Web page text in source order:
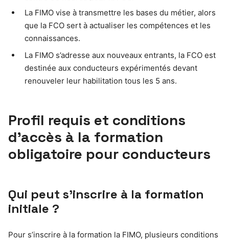
La FIMO vise à transmettre les bases du métier, alors
que la FCO sert à actualiser les compétences et les
connaissances.
La FIMO s’adresse aux nouveaux entrants, la FCO est
destinée aux conducteurs expérimentés devant
renouveler leur habilitation tous les 5 ans.
Profil requis et conditions
d’accès à la formation
obligatoire pour conducteurs
Qui peut s’inscrire à la formation
initiale ?
Pour s’inscrire à la formation la FIMO, plusieurs conditions